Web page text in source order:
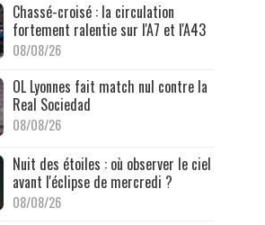
Chassé-croisé : la circulation
fortement ralentie sur l'A7 et l'A43
08/08/26
OL Lyonnes fait match nul contre la
Real Sociedad
08/08/26
Nuit des étoiles : où observer le ciel
avant l'éclipse de mercredi ?
08/08/26